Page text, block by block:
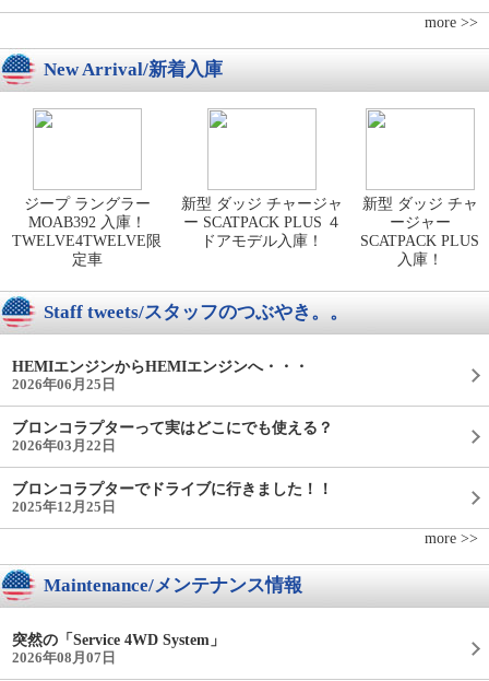
more >>
New Arrival/新着入庫
ジープ ラングラー
MOAB392 入庫！
TWELVE4TWELVE限
定車
新型 ダッジ チャージャ
ー SCATPACK PLUS ４
ドアモデル入庫！
新型 ダッジ チャ
ージャー
SCATPACK PLUS
入庫！
Staff tweets/スタッフのつぶやき。。
HEMIエンジンからHEMIエンジンへ・・・
2026年06月25日
ブロンコラプターって実はどこにでも使える？
2026年03月22日
ブロンコラプターでドライブに行きました！！
2025年12月25日
more >>
Maintenance/メンテナンス情報
突然の「Service 4WD System」
2026年08月07日